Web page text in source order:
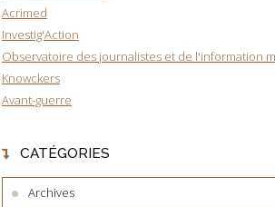
Acrimed
Investig'Action
Observatoire des journalistes et de l'information
Knowckers
Avant-guerre
CATÉGORIES
Archives